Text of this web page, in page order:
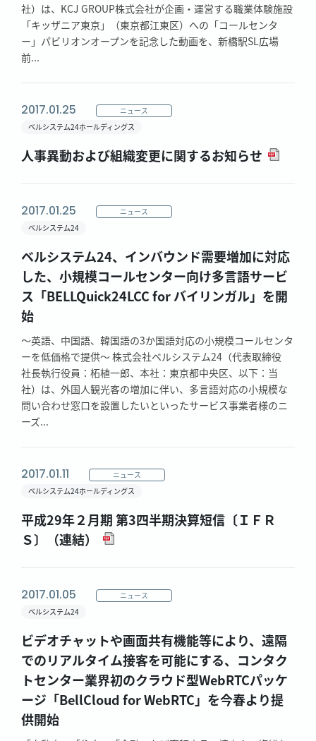
社）は、KCJ GROUP株式会社が企画・運営する職業体験施設
「キッザニア東京」（東京都江東区）への「コールセンタ
ー」パビリオンオープンを記念した動画を、新橋駅SL広場
前...
2017.01.25
ニュース
ベルシステム24ホールディングス
人事異動および組織変更に関するお知らせ
2017.01.25
ニュース
ベルシステム24
ベルシステム24、インバウンド需要増加に対応
した、小規模コールセンター向け多言語サービ
ス「BELLQuick24LCC for バイリンガル」を開
始
～英語、中国語、韓国語の3か国語対応の小規模コールセンタ
ーを低価格で提供～ 株式会社ベルシステム24（代表取締役
社長執行役員：柘植一郎、本社：東京都中央区、以下：当
社）は、外国人観光客の増加に伴い、多言語対応の小規模な
問い合わせ窓口を設置したいといったサービス事業者様のニ
ーズ...
2017.01.11
ニュース
ベルシステム24ホールディングス
平成29年２月期 第3四半期決算短信〔ＩＦＲ
Ｓ〕（連結）
2017.01.05
ニュース
ベルシステム24
ビデオチャットや画面共有機能等により、遠隔
でのリアルタイム接客を可能にする、コンタク
トセンター業界初のクラウド型WebRTCパッケ
ージ「BellCloud for WebRTC」を今春より提
供開始